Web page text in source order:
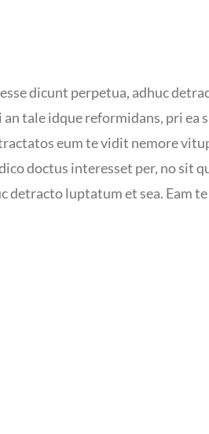
dicunt perpetua, adhuc
tale idque reformidans, pri ea
eum te vidit nemore
doctus interesset per, no sit
detracto luptatum et sea. Eam